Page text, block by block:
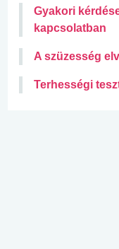
Gyakori
kapcsolatban
A szüzesség
Terhességi